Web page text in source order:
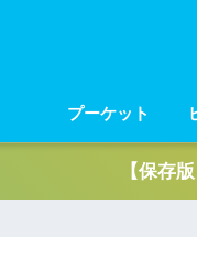
プーケット
【保存